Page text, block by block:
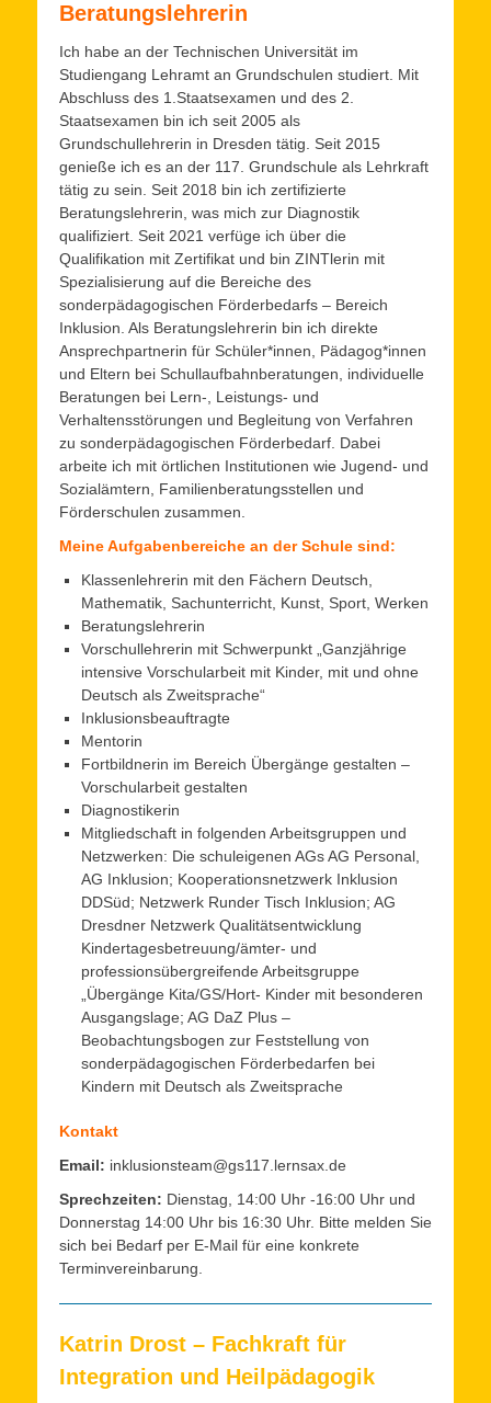
Beratungslehrerin
Ich habe an der Technischen Universität im
Studiengang Lehramt an Grundschulen studiert. Mit
Abschluss des 1.Staatsexamen und des 2.
Staatsexamen bin ich seit 2005 als
Grundschullehrerin in Dresden tätig. Seit 2015
genieße ich es an der 117. Grundschule als Lehrkraft
tätig zu sein. Seit 2018 bin ich zertifizierte
Beratungslehrerin, was mich zur Diagnostik
qualifiziert. Seit 2021 verfüge ich über die
Qualifikation mit Zertifikat und bin ZINTlerin mit
Spezialisierung auf die Bereiche des
sonderpädagogischen Förderbedarfs – Bereich
Inklusion. Als Beratungslehrerin bin ich direkte
Ansprechpartnerin für Schüler*innen, Pädagog*innen
und Eltern bei Schullaufbahnberatungen, individuelle
Beratungen bei Lern-, Leistungs- und
Verhaltensstörungen und Begleitung von Verfahren
zu sonderpädagogischen Förderbedarf. Dabei
arbeite ich mit örtlichen Institutionen wie Jugend- und
Sozialämtern, Familienberatungsstellen und
Förderschulen zusammen.
Meine Aufgabenbereiche an der Schule sind:
Klassenlehrerin mit den Fächern Deutsch,
Mathematik, Sachunterricht, Kunst, Sport, Werken
Beratungslehrerin
Vorschullehrerin mit Schwerpunkt „Ganzjährige
intensive Vorschularbeit mit Kinder, mit und ohne
Deutsch als Zweitsprache“
Inklusionsbeauftragte
Mentorin
Fortbildnerin im Bereich Übergänge gestalten –
Vorschularbeit gestalten
Diagnostikerin
Mitgliedschaft in folgenden Arbeitsgruppen und
Netzwerken: Die schuleigenen AGs AG Personal,
AG Inklusion; Kooperationsnetzwerk Inklusion
DDSüd; Netzwerk Runder Tisch Inklusion; AG
Dresdner Netzwerk Qualitätsentwicklung
Kindertagesbetreuung/ämter- und
professionsübergreifende Arbeitsgruppe
„Übergänge Kita/GS/Hort- Kinder mit besonderen
Ausgangslage; AG DaZ Plus –
Beobachtungsbogen zur Feststellung von
sonderpädagogischen Förderbedarfen bei
Kindern mit Deutsch als Zweitsprache
Kontakt
Email: inklusionsteam@gs117.lernsax.de
Sprechzeiten: Dienstag, 14:00 Uhr -16:00 Uhr und
Donnerstag 14:00 Uhr bis 16:30 Uhr. Bitte melden Sie
sich bei Bedarf per E-Mail für eine konkrete
Terminvereinbarung.
Katrin Drost – Fachkraft für
Integration und Heilpädagogik